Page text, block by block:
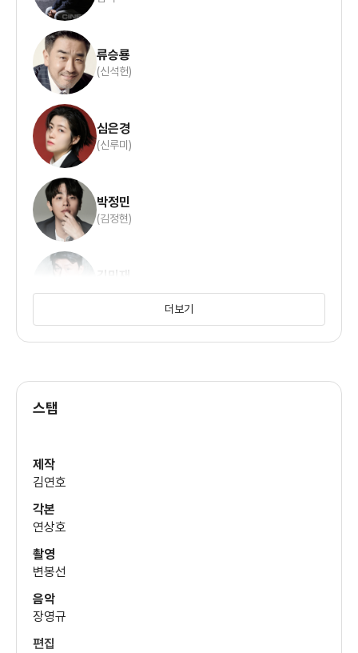
이들에게 정신적, 물질적 피해는 물론 사법적인 족쇄로 여전히
지주들의 소작농이나 노예라는 걸 각인시킬 뿐이다.
루미의 투쟁 앞에 같이 닭 집을 하던 모친(김영선)은 깡패들의
폭력에
생을 마감한다. 생명의 마감에 용역 깡패들은 세월호 참사당시
박근혜가 유족들을 돈이나 밝히는 무뢰배로 묘사한 것 마냥
루미에게
상당한 조의금을 들고 찾아와 돈이나 받고 떨어지라는 범죄자의
모습만
절망적이고 끔찍한 현실 앞에서 별똥별 하나가 이름 모를
산자락에
떨어진다. 이 약수를 마시고 기분이 이상하다고 한 석헌(류승룡)은
초능력에 신기해한다. 작품에서 이 초능력은 여타 SF처럼
전형적으로
과학자들의 연구 대상이 되거나 초능력을 얻은 신석헌의 인생이
능력은 다
쓰러져 가는 나이트클럽에서 차력 쇼에나 쓰일 돈 벌이 정도로
류승룡
(신석헌)
심은경
(신루미)
박정민
(김정현)
김민재
(민사장)
더보기
스탭
제작
김연호
각본
연상호
촬영
변봉선
음악
장영규
편집